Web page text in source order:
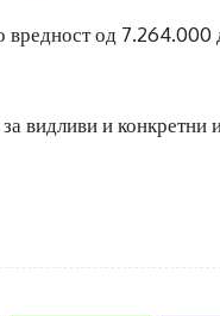
вредност од
видливи и конкретни